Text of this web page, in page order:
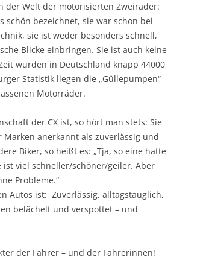
der Welt der motorisierten Zweiräder:
schön bezeichnet, sie war schon bei
sie ist weder besonders schnell,
Blicke einbringen. Sie ist auch keine
wurden in Deutschland knapp 44000
Statistik liegen die „Güllepumpen“
Motorräder.
der CX ist, so hört man stets: Sie
anerkannt als zuverlässig und
Biker, so heißt es: „Tja, so eine hatte
ist viel schneller/schöner/geiler. Aber
Probleme.“
Autos ist: Zuverlässig, alltagstauglich,
belächelt und verspottet – und
der Fahrer – und der Fahrerinnen!